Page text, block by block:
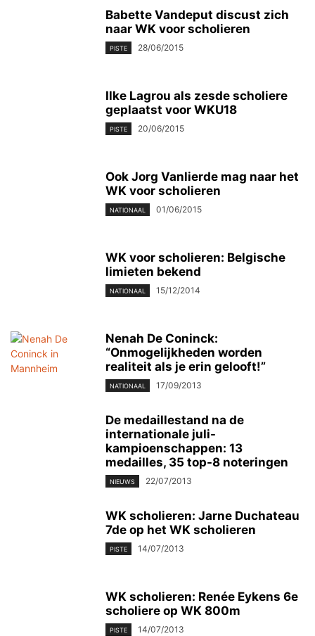
Babette Vandeput discust zich
naar WK voor scholieren
PISTE 28/06/2015
Ilke Lagrou als zesde scholiere
geplaatst voor WKU18
PISTE 20/06/2015
Ook Jorg Vanlierde mag naar het
WK voor scholieren
NATIONAAL 01/06/2015
WK voor scholieren: Belgische
limieten bekend
NATIONAAL 15/12/2014
Nenah De Coninck:
“Onmogelijkheden worden
realiteit als je erin gelooft!”
NATIONAAL 17/09/2013
De medaillestand na de
internationale juli-
kampioenschappen: 13
medailles, 35 top-8 noteringen
NIEUWS 22/07/2013
WK scholieren: Jarne Duchateau
7de op het WK scholieren
PISTE 14/07/2013
WK scholieren: Renée Eykens 6e
scholiere op WK 800m
PISTE 14/07/2013